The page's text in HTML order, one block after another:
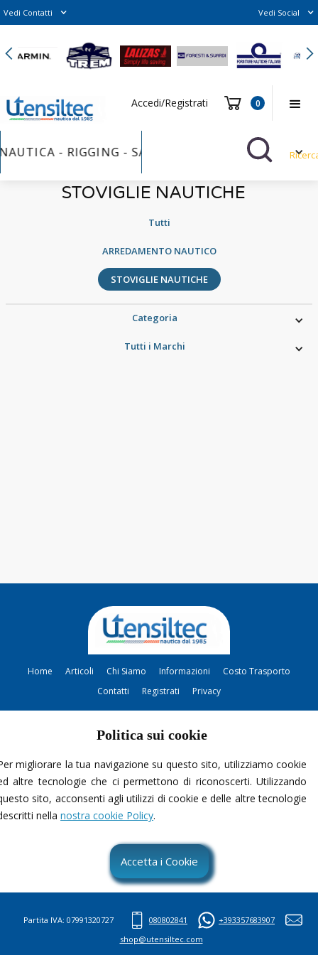
Vedi Contatti Vedi Social
Accedi/Registrati
0
- RIGGING - SAILS FURLER - VERNICI -
STOVIGLIE NAUTICHE
Tutti
ARREDAMENTO NAUTICO
STOVIGLIE NAUTICHE
Categoria
Tutti i Marchi
Contattami
Politica sui cookie
migliorare la tua navigazione su questo sito, utilizziamo cookie
altre tecnologie che ci permettono di riconoscerti. Utilizzando
sito, acconsenti agli utilizzi di cookie e delle altre tecnologie
nellanostra cookie Policy.
Accetta i Cookie
Home Articoli Chi Siamo Informazioni
Costo Trasporto
Contatti
Registrati Privacy
Partita IVA: 07991320727 080802841
+393357683907
shop@utensiltec.com